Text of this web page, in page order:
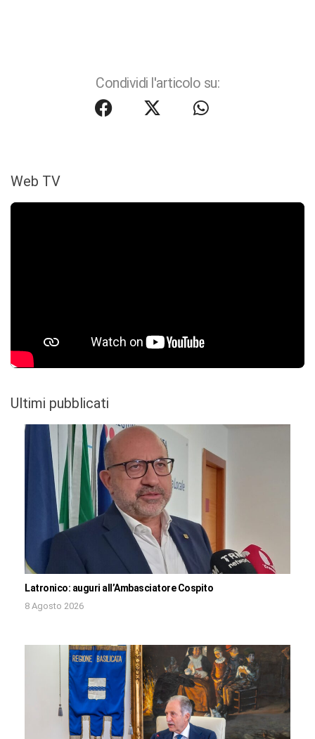
Condividi l'articolo su:
Web TV
Ultimi pubblicati
Latronico: auguri all’Ambasciatore Cospito
8 Agosto 2026